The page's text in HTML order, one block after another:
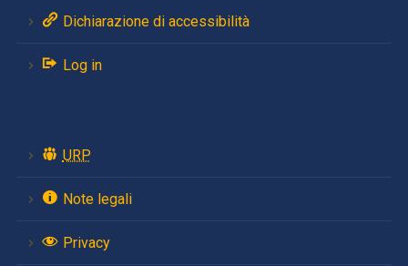
Dichiarazione di accessibilità
Log in
URP
Note legali
Privacy